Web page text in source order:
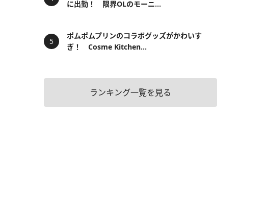
に出勤！ 限界OLのモーニ...
ポムポムプリンのコラボグッズがかわいす
ぎ！ Cosme Kitchen...
ランキング一覧を見る